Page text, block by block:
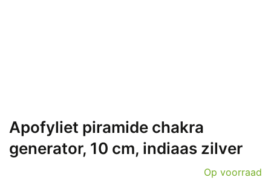
Apofyliet piramide chakra
generator, 10 cm, indiaas zilver
Op voorraad